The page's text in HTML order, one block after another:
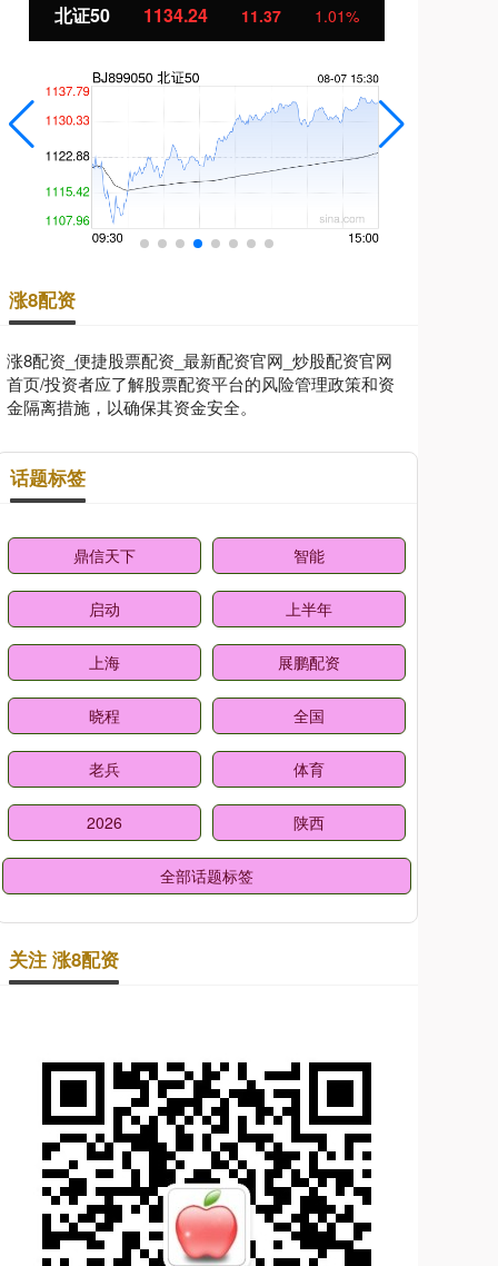
北证50 1134.24 11.37 1.01%
涨8配资
涨8配资_便捷股票配资_最新配资官网_炒股配资官网
首页/投资者应了解股票配资平台的风险管理政策和资
金隔离措施，以确保其资金安全。
话题标签
鼎信天下 智能
启动 上半年
上海 展鹏配资
晓程 全国
老兵 体育
2026 陕西
全部话题标签
关注 涨8配资